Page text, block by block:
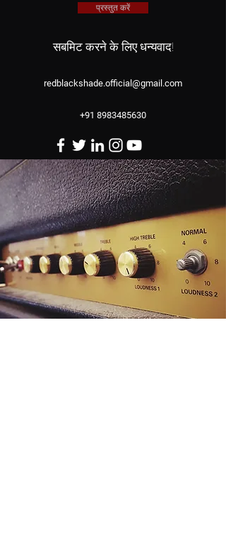
प्रस्तुत करें
सबमिट करने के लिए धन्यवाद!
redblackshade.official@gmail.com
+91 8983485630